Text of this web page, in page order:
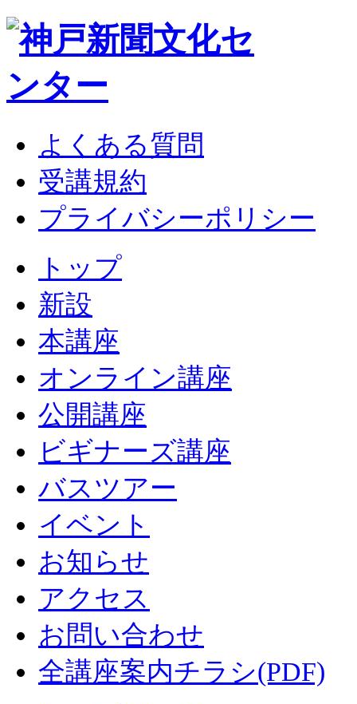
よくある質問
受講規約
プライバシーポリシー
トップ
新設
本講座
オンライン講座
公開講座
ビギナーズ講座
バスツアー
イベント
お知らせ
アクセス
お問い合わせ
全講座案内チラシ(PDF)